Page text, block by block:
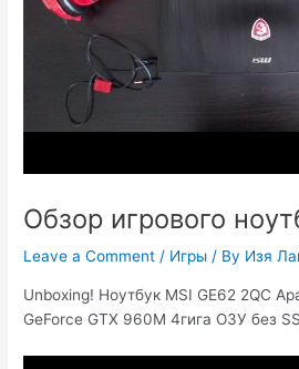
Обзор игрового
Leave a Comment / Игры / By Изя
Unboxing! Ноутбук MSI GE62 2QC
GeForce GTX 960M 4гига ОЗУ без